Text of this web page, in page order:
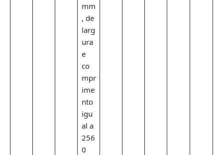
mm
, de
larg
ura
e
co
mpr
ime
nto
igu
al a
256
0